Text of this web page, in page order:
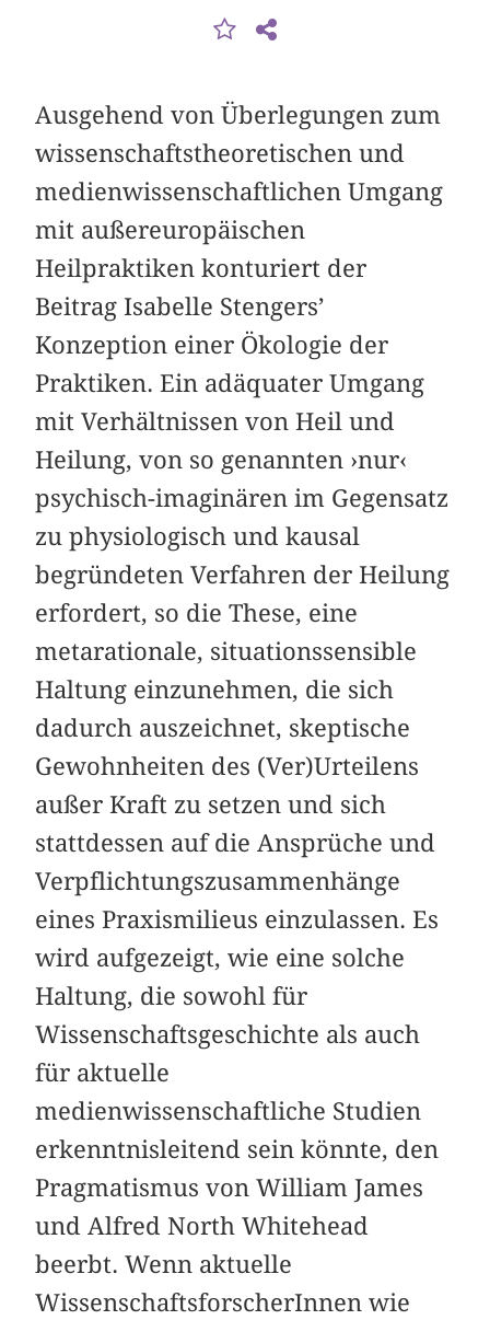
Ausgehend von Überlegungen zum
wissenschaftstheoretischen und
medienwissenschaftlichen Umgang
mit außereuropäischen
Heilpraktiken konturiert der
Beitrag Isabelle Stengers’
Konzeption einer Ökologie der
Praktiken. Ein adäquater Umgang
mit Verhältnissen von Heil und
Heilung, von so genannten ›nur‹
psychisch-imaginären im Gegensatz
zu physiologisch und kausal
begründeten Verfahren der Heilung
erfordert, so die These, eine
metarationale, situationssensible
Haltung einzunehmen, die sich
dadurch auszeichnet, skeptische
Gewohnheiten des (Ver)Urteilens
außer Kraft zu setzen und sich
stattdessen auf die Ansprüche und
Verpflichtungszusammenhänge
eines Praxismilieus einzulassen. Es
wird aufgezeigt, wie eine solche
Haltung, die sowohl für
Wissenschaftsgeschichte als auch
für aktuelle
medienwissenschaftliche Studien
erkenntnisleitend sein könnte, den
Pragmatismus von William James
und Alfred North Whitehead
beerbt. Wenn aktuelle
WissenschaftsforscherInnen wie